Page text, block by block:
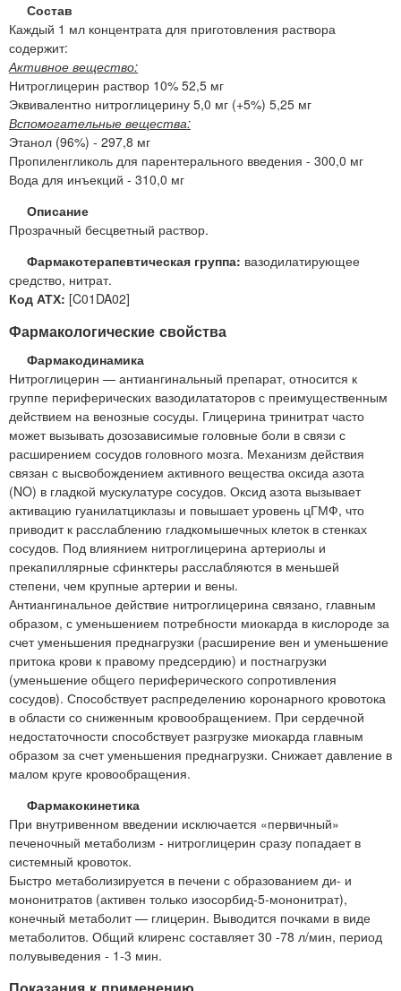
Состав
Каждый 1 мл концентрата для приготовления раствора
содержит:
Активное вещество:
Нитроглицерин раствор 10% 52,5 мг
Эквивалентно нитроглицерину 5,0 мг (+5%) 5,25 мг
Вспомогательные вещества:
Этанол (96%) - 297,8 мг
Пропиленгликоль для парентерального введения - 300,0 мг
Вода для инъекций - 310,0 мг
Описание
Прозрачный бесцветный раствор.
Фармакотерапевтическая группа: вазодилатирующее
средство, нитрат.
Код АТХ: [C01DA02]
Фармакологические свойства
Фармакодинамика
Нитроглицерин — антиангинальный препарат, относится к
группе периферических вазодилататоров с преимущественным
действием на венозные сосуды. Глицерина тринитрат часто
может вызывать дозозависимые головные боли в связи с
расширением сосудов головного мозга. Механизм действия
связан с высвобождением активного вещества оксида азота
(NO) в гладкой мускулатуре сосудов. Оксид азота вызывает
активацию гуанилатциклазы и повышает уровень цГМФ, что
приводит к расслаблению гладкомышечных клеток в стенках
сосудов. Под влиянием нитроглицерина артериолы и
прекапиллярные сфинктеры расслабляются в меньшей
степени, чем крупные артерии и вены.
Антиангинальное действие нитроглицерина связано, главным
образом, с уменьшением потребности миокарда в кислороде за
счет уменьшения преднагрузки (расширение вен и уменьшение
притока крови к правому предсердию) и постнагрузки
(уменьшение общего периферического сопротивления
сосудов). Способствует распределению коронарного кровотока
в области со сниженным кровообращением. При сердечной
недостаточности способствует разгрузке миокарда главным
образом за счет уменьшения преднагрузки. Снижает давление в
малом круге кровообращения.
Фармакокинетика
При внутривенном введении исключается «первичный»
печеночный метаболизм - нитроглицерин сразу попадает в
системный кровоток.
Быстро метаболизируется в печени с образованием ди- и
мононитратов (активен только изосорбид-5-мононитрат),
конечный метаболит — глицерин. Выводится почками в виде
метаболитов. Общий клиренс составляет 30 -78 л/мин, период
полувыведения - 1-3 мин.